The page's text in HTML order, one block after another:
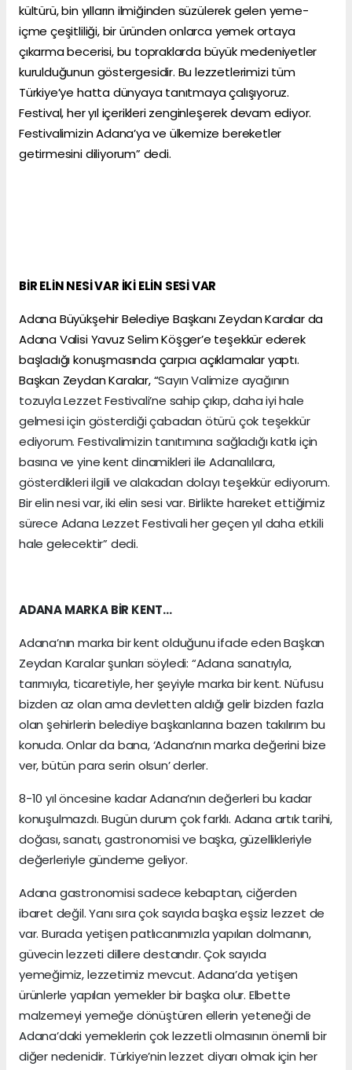
kültürü, bin yılların ilmiğinden süzülerek gelen yeme-
içme çeşitliliği, bir üründen onlarca yemek ortaya
çıkarma becerisi, bu topraklarda büyük medeniyetler
kurulduğunun göstergesidir. Bu lezzetlerimizi tüm
Türkiye’ye hatta dünyaya tanıtmaya çalışıyoruz.
Festival, her yıl içerikleri zenginleşerek devam ediyor.
Festivalimizin Adana’ya ve ülkemize bereketler
getirmesini diliyorum” dedi.
BİR ELİN NESİ VAR İKİ ELİN SESİ VAR
Adana Büyükşehir Belediye Başkanı Zeydan Karalar da
Adana Valisi Yavuz Selim Köşger’e teşekkür ederek
başladığı konuşmasında çarpıcı açıklamalar yaptı.
Başkan Zeydan Karalar, “Sayın Valimize ayağının
tozuyla Lezzet Festivali’ne sahip çıkıp, daha iyi hale
gelmesi için gösterdiği çabadan ötürü çok teşekkür
ediyorum. Festivalimizin tanıtımına sağladığı katkı için
basına ve yine kent dinamikleri ile Adanalılara,
gösterdikleri ilgili ve alakadan dolayı teşekkür ediyorum.
Bir elin nesi var, iki elin sesi var. Birlikte hareket ettiğimiz
sürece Adana Lezzet Festivali her geçen yıl daha etkili
hale gelecektir” dedi.
ADANA MARKA BİR KENT…
Adana’nın marka bir kent olduğunu ifade eden Başkan
Zeydan Karalar şunları söyledi: “Adana sanatıyla,
tarımıyla, ticaretiyle, her şeyiyle marka bir kent. Nüfusu
bizden az olan ama devletten aldığı gelir bizden fazla
olan şehirlerin belediye başkanlarına bazen takılırım bu
konuda. Onlar da bana, ‘Adana’nın marka değerini bize
ver, bütün para serin olsun’ derler.
8-10 yıl öncesine kadar Adana’nın değerleri bu kadar
konuşulmazdı. Bugün durum çok farklı. Adana artık tarihi,
doğası, sanatı, gastronomisi ve başka, güzellikleriyle
değerleriyle gündeme geliyor.
Adana gastronomisi sadece kebaptan, ciğerden
ibaret değil. Yanı sıra çok sayıda başka eşsiz lezzet de
var. Burada yetişen patlıcanımızla yapılan dolmanın,
güvecin lezzeti dillere destandır. Çok sayıda
yemeğimiz, lezzetimiz mevcut. Adana’da yetişen
ürünlerle yapılan yemekler bir başka olur. Elbette
malzemeyi yemeğe dönüştüren ellerin yeteneği de
Adana’daki yemeklerin çok lezzetli olmasının önemli bir
diğer nedenidir. Türkiye’nin lezzet diyarı olmak için her